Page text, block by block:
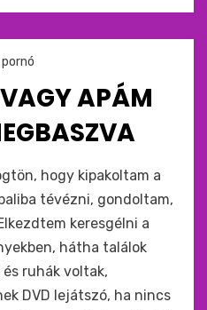
APÁM
hogy kipakoltam a
tévézni, gondoltam,
keresgélni a
hátha találok
ruhák voltak,
DVD lejátszó, ha nincs